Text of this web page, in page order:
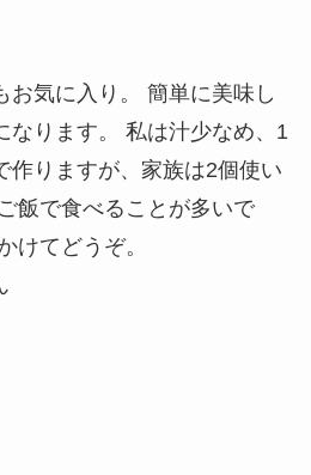
お気に入り。 簡単に美味し
なります。 私は汁少なめ、1
作りますが、家族は2個使い
飯で食べることが多いで
けてどうぞ。